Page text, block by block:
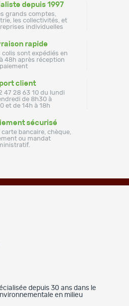
depuis 1997
grands comptes,
les collectivités, et
individuelles
rapide
colis sont expédiés en
48h après réception
client
47 28 63 10 du lundi
de 8h30 à
et de 14h à 18h
sécurisé
carte bancaire, chèque,
ou mandat
depuis 30 ans dans le
en milieu